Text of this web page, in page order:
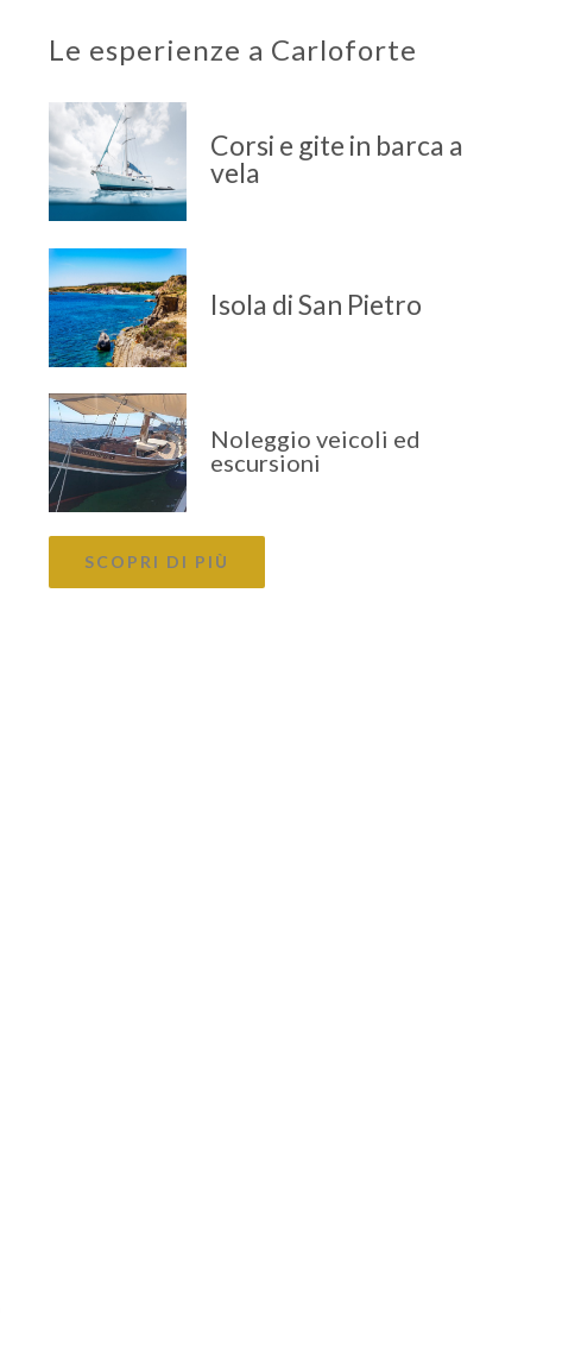
Le esperienze a Carloforte
Corsi e gite in barca a
vela
Isola di San Pietro
Noleggio veicoli ed
escursioni
SCOPRI DI PIÙ